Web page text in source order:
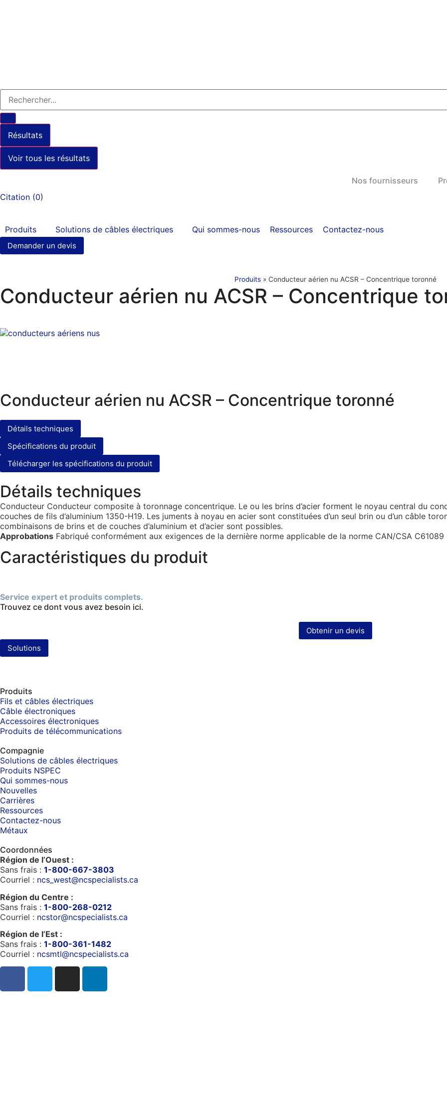
Résultats
Voir tous les résultats
Nos fournisseurs
Citation (0)
Produits Solutions de câbles électriques Qui sommes-nous Ressources Contactez-nous
Demander un devis
Produits» Conducteur aérien nu ACSR – Concentrique toronné
Conducteur aérien nu ACSR – Concentrique
Conducteur aérien nu ACSR – Concentrique toronné
Détails techniques
Spécifications du produit
Télécharger les spécifications du produit
Détails techniques
Conducteur Conducteur composite à toronnage concentrique. Le ou les brins d’acier forment le noyau central du
couches de fils d’aluminium 1350-H19. Les juments à noyau en acier sont constituées d’un seul brin ou d’un câble
combinaisons de brins et de couches d’aluminium et d’acier sont possibles.
Approbations Fabriqué conformément aux exigences de la dernière norme applicable de la norme CAN/CSA C61089
Caractéristiques du produit
Service expert et produits complets.
Trouvez ce dont vous avez besoin ici.
Obtenir un devis
Solutions
Produits
Fils et câbles électriques
Câble électroniques
Accessoires électroniques
Produits de télécommunications
Compagnie
Solutions de câbles électriques
Produits NSPEC
Qui sommes-nous
Nouvelles
Carrières
Ressources
Contactez-nous
Métaux
Coordonnées
Région de l’Ouest :
Sans frais : 1-800-667-3803
Courriel : ncs_west@ncspecialists.ca
Région du Centre :
Sans frais : 1-800-268-0212
Courriel : ncstor@ncspecialists.ca
Région de l’Est :
Sans frais : 1-800-361-1482
Courriel : ncsmtl@ncspecialists.ca